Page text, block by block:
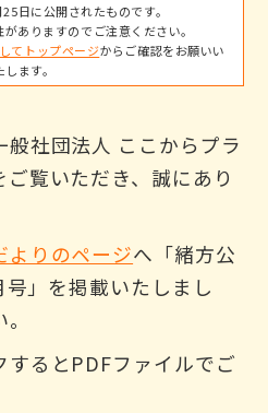
日に公開されたものです。
ありますのでご注意ください。
てトップページからご確認をお願いい
します。
社団法人 ここからプラ
覧いただき、誠にあり
よりのページへ「緒方公
」を掲載いたしまし
するとPDFファイルでご